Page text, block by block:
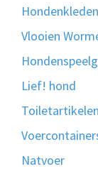
Vlooien
Lief! hond
Natvoer